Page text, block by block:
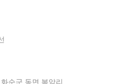
순군 동면 복암리